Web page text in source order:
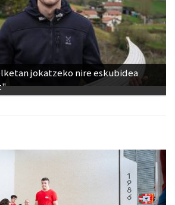
jokatzeko nire eskubidea